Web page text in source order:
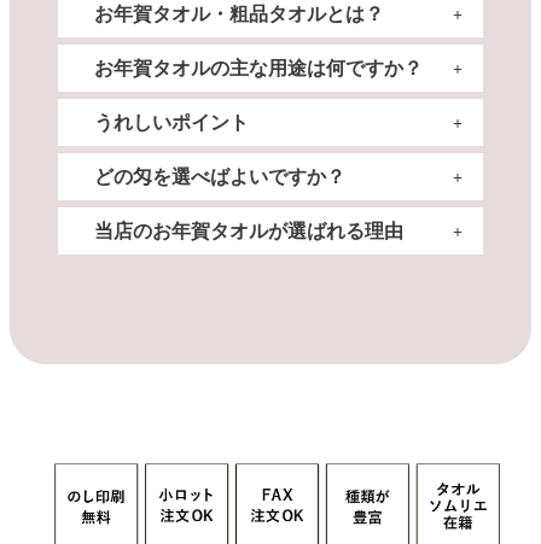
お年賀タオル・粗品タオルとは？
熨斗（のし）紙が付いた名入れタオルのことを指
します。
熨斗は、贈り物に気持ちを添えるための伝統的な
飾りで、表書き（例：ご挨拶、御年賀）や、贈り
主の名前（会社名・店舗名・個人名など）が印刷
されます。
タオルは1枚ずつ丁寧に包装されており、手渡し
しやすい形に仕上げられているのが特徴です。
お年賀タオルの主な用途は何ですか？
年末年始のご挨拶をはじめ、企業や店舗のご挨拶
回りなどの販促活動に、新規オープンや周年記念
のノベルティとして広く活用されています。
そのほか、引越しや退職時のご挨拶、自治会・町
内会など地域での記念品としても重宝されていま
す。
うれしいポイント
1枚あたり数百円とコストパフォーマンスに優れ
ており、名入れすることでさりげない宣伝効果も
期待できます。
のし紙を添えることで丁寧な印象を与えることが
的で喜ばれる贈り物として人気です。
どの匁を選べばよいですか？
200匁は洗いやすく絞りやすい厚みで、温泉やお
柄入りやカラーバリエーションが豊富な今治タオ
当店のお年賀タオルが選ばれる理由
ております。
刺だけでなく、ショップカードやクーポンといっ
た販促品もお入れいただけます。